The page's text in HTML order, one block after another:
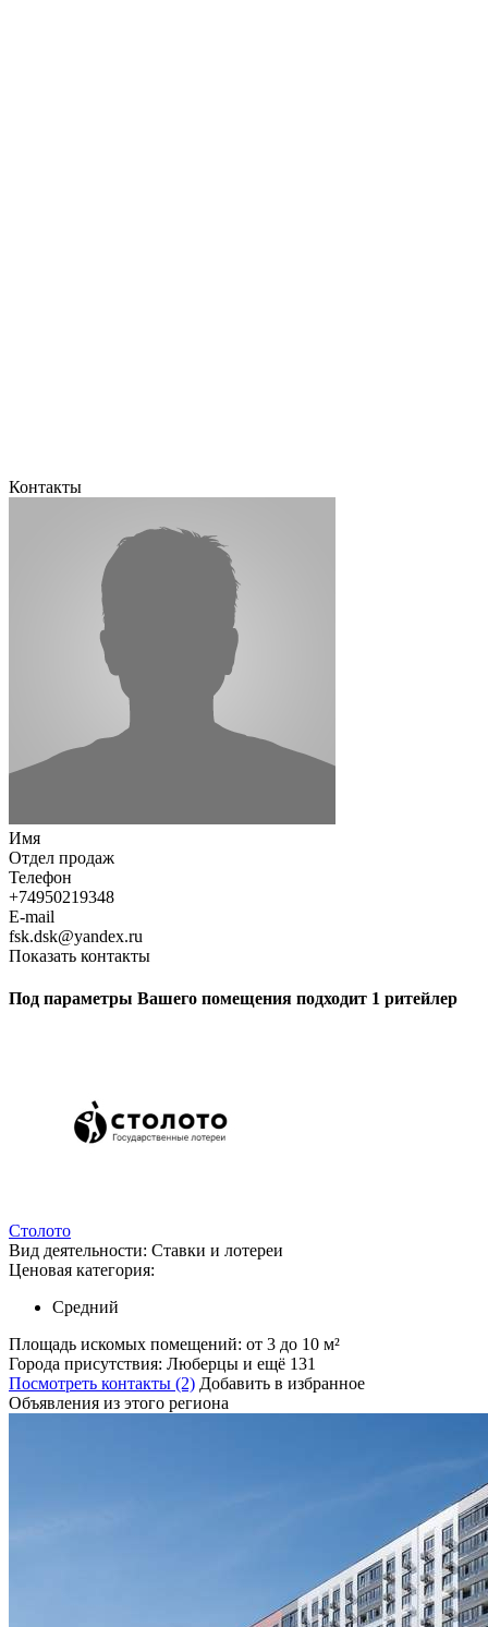
Контакты
Имя
Отдел продаж
Телефон
+74950219348
E-mail
fsk.dsk@yandex.ru
Показать контакты
Под параметры Вашего помещения подходит 1 ритейлер
Столото
Вид деятельности: Ставки и лотереи
Ценовая категория:
Средний
Площадь искомых помещений: от 3 до 10 м²
Города присутствия: Люберцы и ещё 131
Посмотреть контакты (2) Добавить в избранное
Объявления из этого региона